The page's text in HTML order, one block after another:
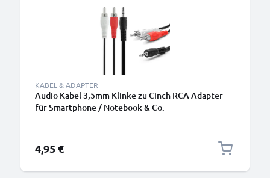
KABEL & ADAPTER
Audio Kabel 3,5mm Klinke zu Cinch RCA Adapter
für Smartphone / Notebook & Co.
4,95 €